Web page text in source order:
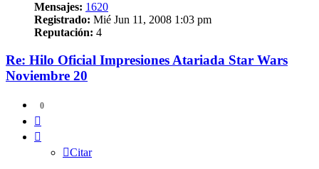
Mensajes: 1620
Registrado: Mié Jun 11, 2008 1:03 pm
Reputación: 4
Re: Hilo Oficial Impresiones Atariada Star Wars
Noviembre 20
0
Citar